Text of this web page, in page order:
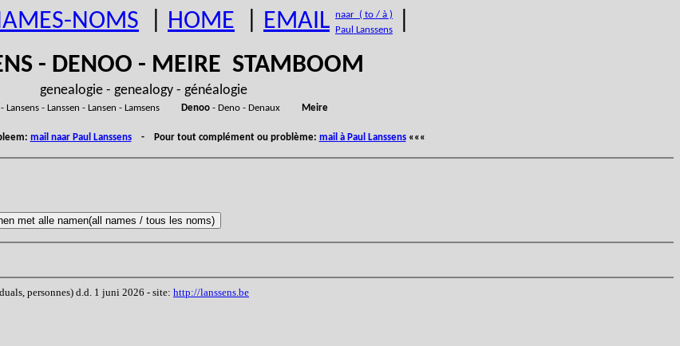
NOMS HOME EMAIL naar ( to / à )
Paul Lanssens
- DENOO - MEIRE STAMBOOM
genealogie - genealogy - généalogie
Lansens - Lanssen - Lansen - Lamsens Denoo- Deno - Denaux Meire
mail naar Paul Lanssens- Pour tout complément ou problème: mail à Paul Lanssens«««
personnes) d.d. 1 juni 2026 - site: http://lanssens.be